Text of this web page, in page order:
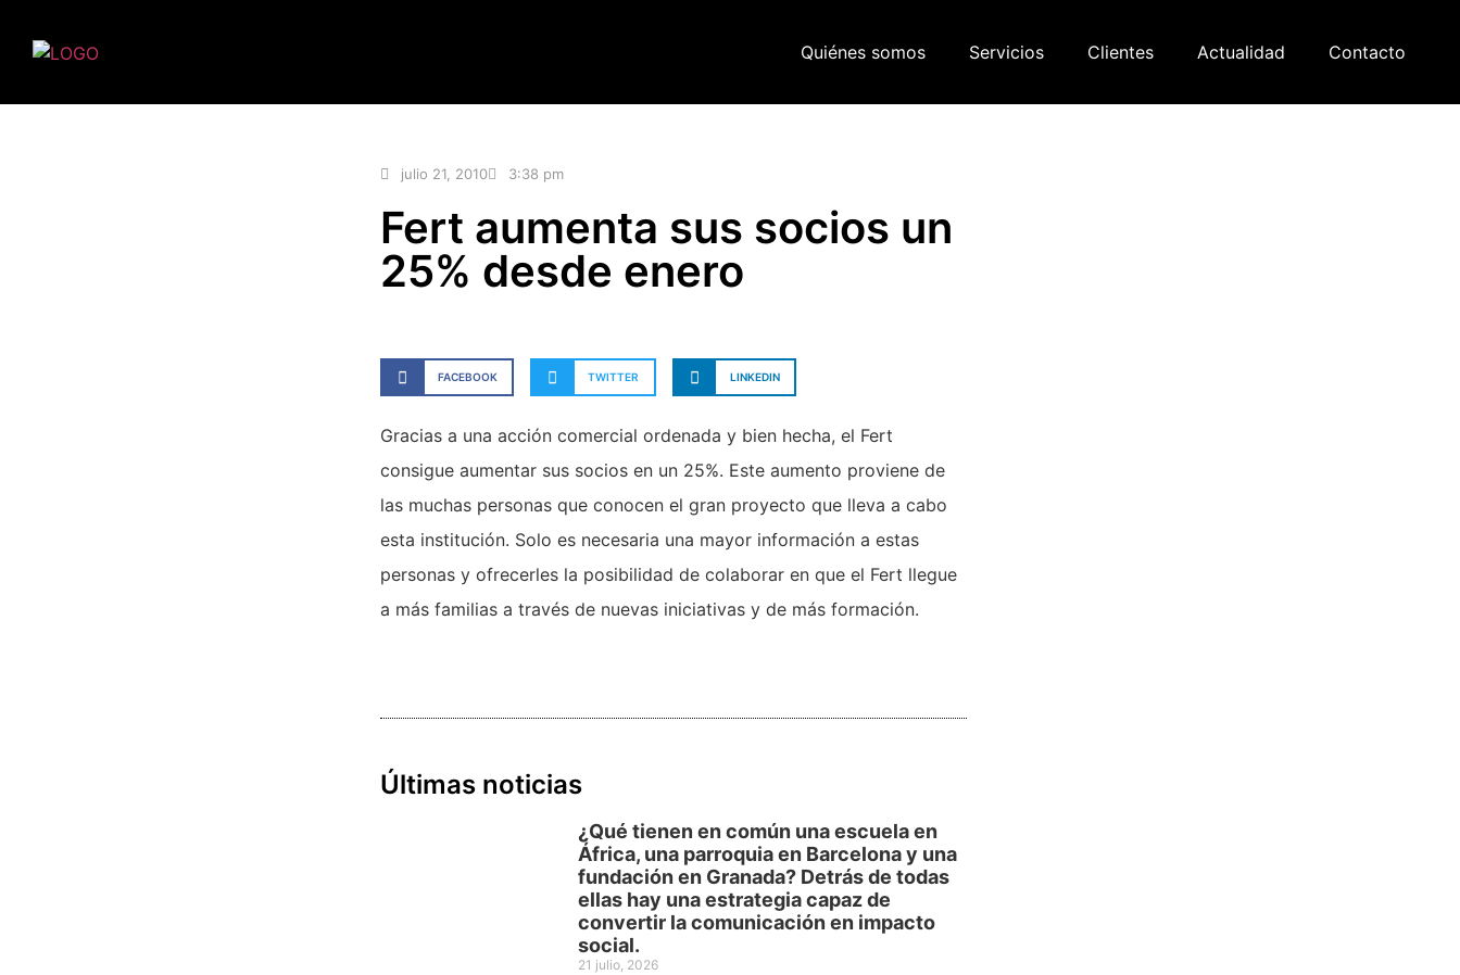
Quiénes somos Servicios Clientes Actualidad Contacto
julio 21, 2010 3:38 pm
Fert aumenta sus socios un
25% desde enero
FACEBOOK TWITTER LINKEDIN
Gracias a una acción comercial ordenada y bien hecha, el Fert
consigue aumentar sus socios en un 25%. Este aumento proviene de
las muchas personas que conocen el gran proyecto que lleva a cabo
esta institución. Solo es necesaria una mayor información a estas
personas y ofrecerles la posibilidad de colaborar en que el Fert llegue
a más familias a través de nuevas iniciativas y de más formación.
Últimas noticias
¿Qué tienen en común una escuela en
África, una parroquia en Barcelona y una
fundación en Granada? Detrás de todas
ellas hay una estrategia capaz de
convertir la comunicación en impacto
social.
21 julio, 2026